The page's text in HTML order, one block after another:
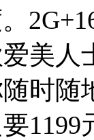
美人
时随